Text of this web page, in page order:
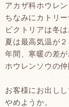
アカザ科ホウレン
ちなみにカトリー
ビクトリアは冬
夏は最高気温が
年間、寒暖の差
ホウレンソウの
お客様にお出しし
やめようか。